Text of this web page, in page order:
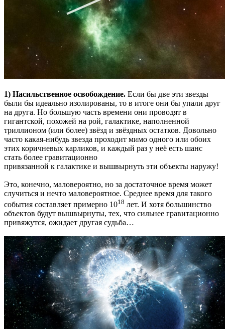
1) Насильственное освобождение. Если бы две эти звезды
были бы идеально изолированы, то в итоге они бы упали друг
на друга. Но большую часть времени они проводят в
гигантской, похожей на рой, галактике, наполненной
триллионом (или более) звёзд и звёздных остатков. Довольно
часто какая-нибудь звезда проходит мимо одного или обоих
этих коричневых карликов, и каждый раз у неё есть шанс
стать более гравитационно
привязанной к галактике и вышвырнуть эти объекты наружу!
Это, конечно, маловероятно, но за достаточное время может
случиться и нечто маловероятное. Среднее время для такого
события составляет примерно 1018 лет. И хотя большинство
объектов будут вышвырнуты, тех, что сильнее гравитационно
привяжутся, ожидает другая судьба…